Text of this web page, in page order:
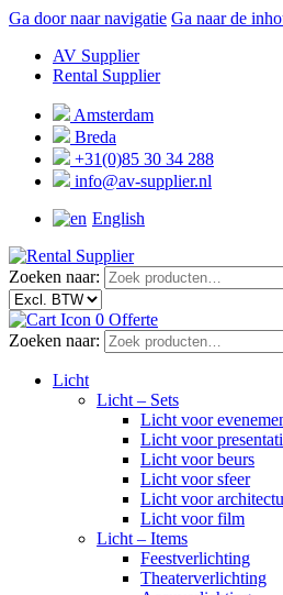
Ga door naar navigatie Ga naar de
AV Supplier
Rental Supplier
Amsterdam
Breda
+31(0)85 30 34 288
info@av-supplier.nl
English
Zoeken naar:
0 Offerte
Zoeken naar:
Licht
Licht – Sets
Licht voor
Licht voor
Licht voor beurs
Licht voor sfeer
Licht voor
Licht voor film
Licht – Items
Feestverlichting
Theaterverlichting